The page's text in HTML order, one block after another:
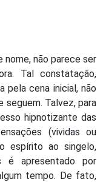
nome, não parece ser
Tal constatação,
pela cena inicial, não
seguem. Talvez, para
hipnotizante das
(vividas ou
espírito ao singelo,
é apresentado por
tempo. De fato,